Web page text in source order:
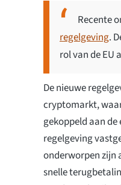
Recente
regelgeving.
rol van de EU
De nieuwe
cryptomarkt,
gekoppeld aan
regelgeving
onderworpen zijn
snelle